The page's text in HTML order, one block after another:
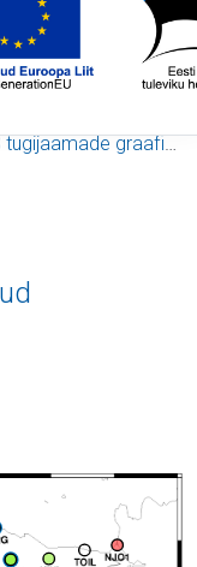
graafikud